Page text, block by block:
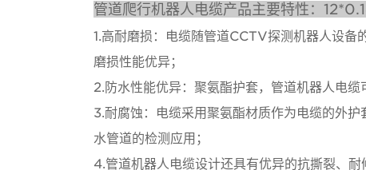
管道爬行机器人电缆产品主要特性：
1.高耐磨损：电缆随管道CCTV探测机器人设备
磨损性能优异；
2.防水性能优异：聚氨酯护套，管道机器人电
3.耐腐蚀：电缆采用聚氨酯材质作为电缆的外
水管道的检测应用；
4.管道机器人电缆设计还具有优异的抗撕裂、耐